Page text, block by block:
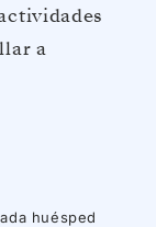
a
huésped